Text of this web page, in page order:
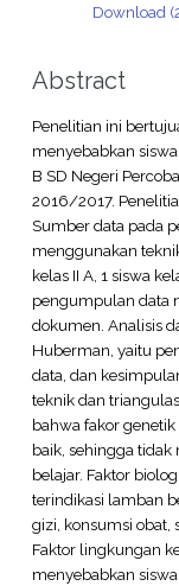
Download
Abstract
Penelitian ini
menyebabkan
B SD Negeri
2016/2017.
Sumber data pada
menggunakan
kelas II A, 1 siswa
pengumpulan data
dokumen. Analisis
Huberman, yaitu
data, dan
teknik dan
bahwa fakor
baik, sehingga tidak
belajar. Faktor
terindikasi lamban
gizi, konsumsi obat,
Faktor lingkungan
menyebabkan